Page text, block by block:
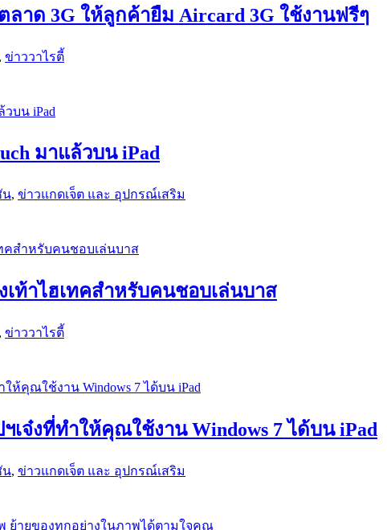
ลาด 3G ให้ลูกค้ายืม Aircard 3G ใช้งานฟรีๆ
, ข่าววาไรตี้
มาแล้วบน iPad
น, ข่าวแกดเจ็ต และ อุปกรณ์เสริม
เท้าไฮเทคสำหรับคนชอบเล่นบาส
, ข่าววาไรตี้
ฯเจ๋งที่ทำให้คุณใช้งาน Windows 7 ได้บน iPad
น, ข่าวแกดเจ็ต และ อุปกรณ์เสริม